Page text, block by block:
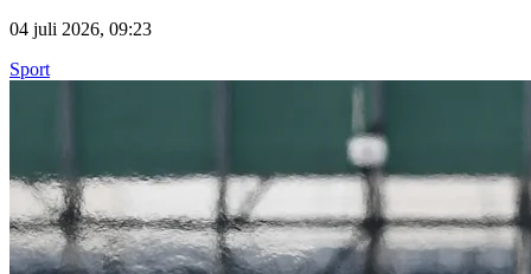
04 juli 2026, 09:23
Sport